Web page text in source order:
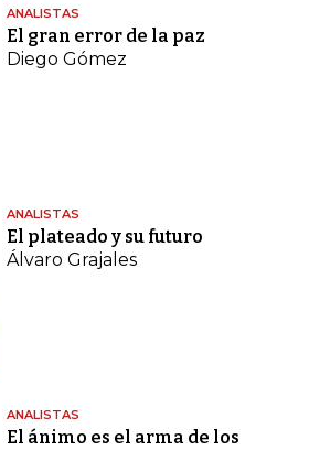
ANALISTAS
El gran error de la paz
Diego Gómez
ANALISTAS
El plateado y su futuro
Álvaro Grajales
ANALISTAS
El ánimo es el arma de los